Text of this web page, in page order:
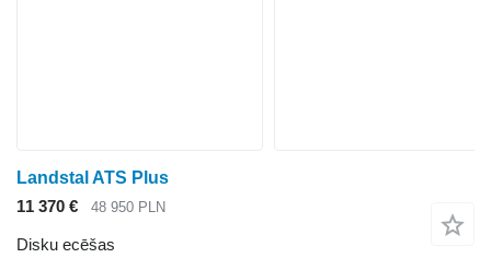
Landstal ATS Plus
11 370 €
48 950 PLN
Disku ecēšas